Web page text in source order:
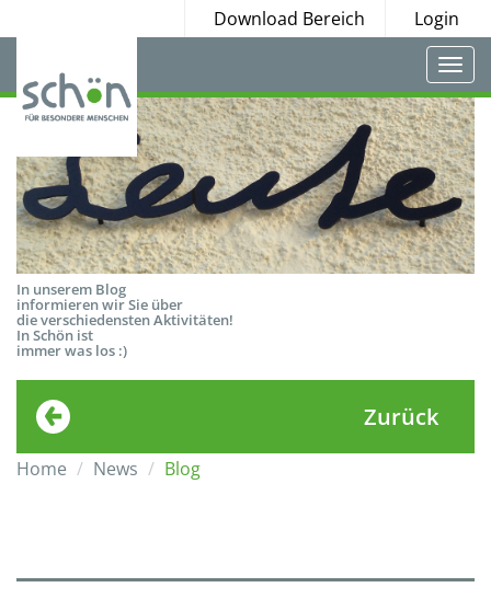
Download Bereich Login
In unserem Blog
informieren wir Sie über
die verschiedensten Aktivitäten!
In Schön ist
immer was los :)
Zurück
Home News Blog